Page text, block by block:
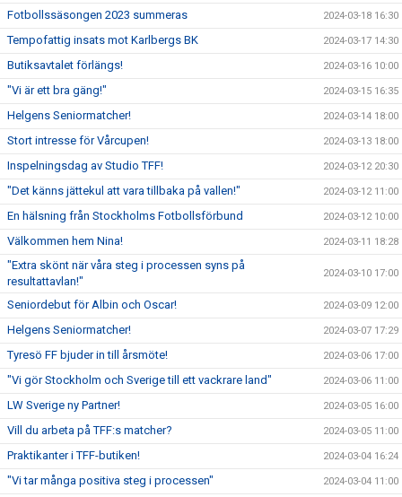
Fotbollssäsongen 2023 summeras 2024-03-18 16:30
Tempofattig insats mot Karlbergs BK 2024-03-17 14:30
Butiksavtalet förlängs! 2024-03-16 10:00
"Vi är ett bra gäng!" 2024-03-15 16:35
Helgens Seniormatcher! 2024-03-14 18:00
Stort intresse för Vårcupen! 2024-03-13 18:00
Inspelningsdag av Studio TFF! 2024-03-12 20:30
"Det känns jättekul att vara tillbaka på vallen!" 2024-03-12 11:00
En hälsning från Stockholms Fotbollsförbund 2024-03-12 10:00
Välkommen hem Nina! 2024-03-11 18:28
"Extra skönt när våra steg i processen syns på
resultattavlan!"
2024-03-10 17:00
Seniordebut för Albin och Oscar! 2024-03-09 12:00
Helgens Seniormatcher! 2024-03-07 17:29
Tyresö FF bjuder in till årsmöte! 2024-03-06 17:00
"Vi gör Stockholm och Sverige till ett vackrare land" 2024-03-06 11:00
LW Sverige ny Partner! 2024-03-05 16:00
Vill du arbeta på TFF:s matcher? 2024-03-05 11:00
Praktikanter i TFF-butiken! 2024-03-04 16:24
"Vi tar många positiva steg i processen" 2024-03-04 11:00